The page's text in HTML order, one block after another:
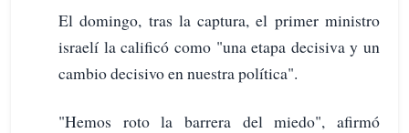
El domingo, tras la captura, el primer ministro
israelí la calificó como "una etapa decisiva y un
cambio decisivo en nuestra política".
"Hemos roto la barrera del miedo", afirmó